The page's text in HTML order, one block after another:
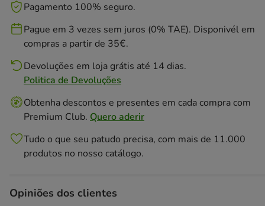
Pagamento 100% seguro.
Pague em 3 vezes sem juros (0% TAE). Disponivél em
compras a partir de 35€.
Devoluções em loja grátis até 14 dias.
Politica de Devoluções
Obtenha descontos e presentes em cada compra com
Premium Club. Quero aderir
Tudo o que seu patudo precisa, com mais de 11.000
produtos no nosso catálogo.
Opiniões dos clientes